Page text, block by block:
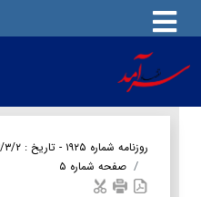
روزنامه شماره ۱۹۲۵ - تاریخ : ۱۴۰۳/۳/۲
صفحه شماره ۵